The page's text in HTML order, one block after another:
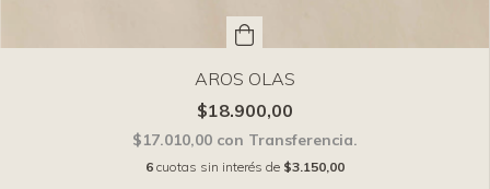
AROS OLAS
$18.900,00
$17.010,00 con Transferencia.
6 cuotas sin interés de $3.150,00